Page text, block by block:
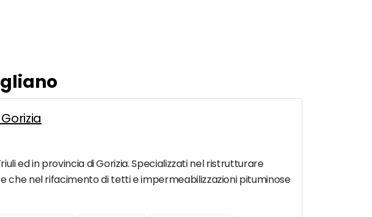
ed in provincia di Gorizia. Specializzati nel ristrutturare
nel rifacimento di tetti e impermeabilizzazioni pituminose